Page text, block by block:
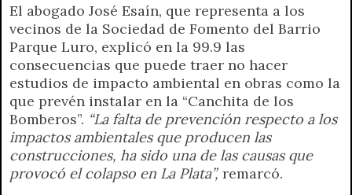
a
t
s
A
p
p
l
e
g
r
a
m
i
t
t
e
r
c
e
b
o
o
k
s
s
e
n
g
e
r
p
y
L
i
n
k
a
i
l
i
n
t
F
r
i
e
n
d
l
El abogado José Esaín, que representa a los
vecinos de la Sociedad de Fomento del Barrio
Parque Luro, explicó en la 99.9 las
consecuencias que puede traer no hacer
estudios de impacto ambiental en obras como la
que prevén instalar en la “Canchita de los
Bomberos”. “La falta de prevención respecto a los
impactos ambientales que producen las
construcciones, ha sido una de las causas que
provocó el colapso en La Plata”, remarcó.